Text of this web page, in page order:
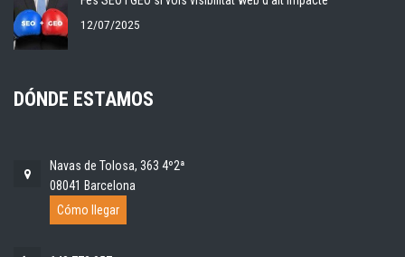
12/07/2025
DÓNDE ESTAMOS
Navas de Tolosa, 363 4º2ª
08041 Barcelona
Cómo llegar